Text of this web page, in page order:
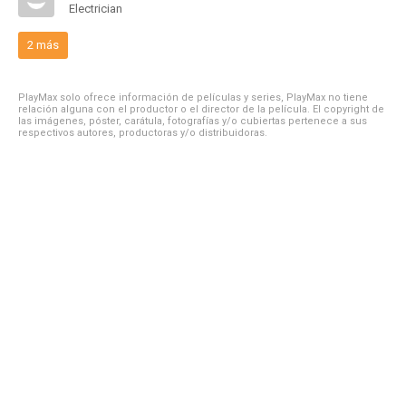
Electrician
2 más
PlayMax solo ofrece información de películas y series, PlayMax no tiene
relación alguna con el productor o el director de la película. El copyright de
las imágenes, póster, carátula, fotografías y/o cubiertas pertenece a sus
respectivos autores, productoras y/o distribuidoras.